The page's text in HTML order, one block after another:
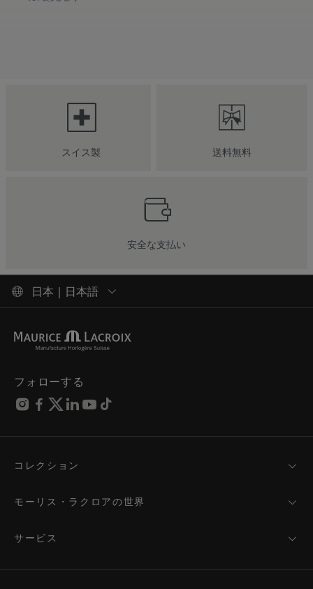
スイス製 送料無料
安全な支払い
日本 | 日本語
フォローする
コレクション
AIKON
PONTOS
FIABA
モーリス・ラクロアの世界
プレスルーム
パートナーシップ
サービス
お手入れのアドバイス